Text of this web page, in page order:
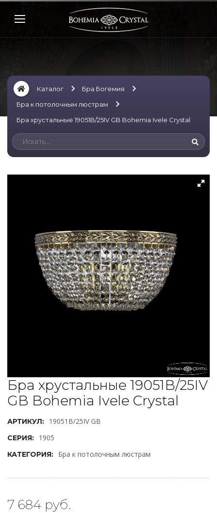
Каталог
Бра Богемия
Бра к потолочным люстрам
Бра хрустальные 19051B/25IV GB Bohemia Ivele Crystal
Бра хрустальные 19051B/25IV
GB Bohemia Ivele Crystal
АРТИКУЛ: 19051B/25IV GB
СЕРИЯ: 1905
КАТЕГОРИЯ: Бра к потолочным люстрам
7 684 руб.